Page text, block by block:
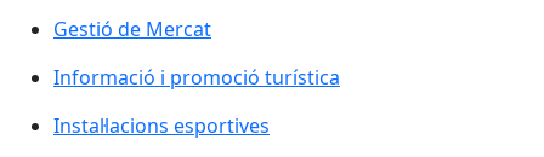
Gestió de Mercat
Informació i promoció turística
Instal·lacions esportives